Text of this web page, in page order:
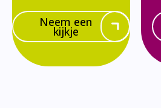
Neem een
kijkje